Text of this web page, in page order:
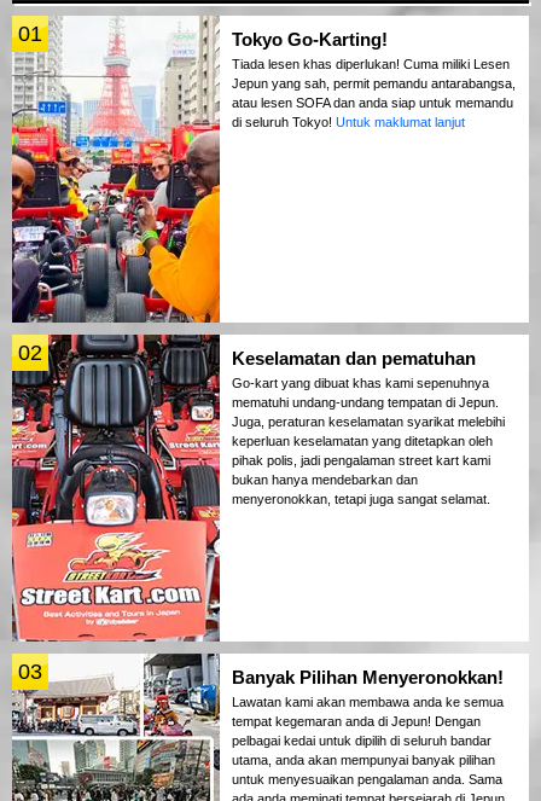
01 Tokyo Go-Karting!
Tiada lesen khas diperlukan! Cuma miliki Lesen
Jepun yang sah, permit pemandu antarabangsa,
atau lesen SOFA dan anda siap untuk memandu
di seluruh Tokyo! Untuk maklumat lanjut
02 Keselamatan dan pematuhan
Go-kart yang dibuat khas kami sepenuhnya
mematuhi undang-undang tempatan di Jepun.
Juga, peraturan keselamatan syarikat melebihi
keperluan keselamatan yang ditetapkan oleh
pihak polis, jadi pengalaman street kart kami
bukan hanya mendebarkan dan
menyeronokkan, tetapi juga sangat selamat.
03 Banyak Pilihan Menyeronokkan!
Lawatan kami akan membawa anda ke semua
tempat kegemaran anda di Jepun! Dengan
pelbagai kedai untuk dipilih di seluruh bandar
utama, anda akan mempunyai banyak pilihan
untuk menyesuaikan pengalaman anda. Sama